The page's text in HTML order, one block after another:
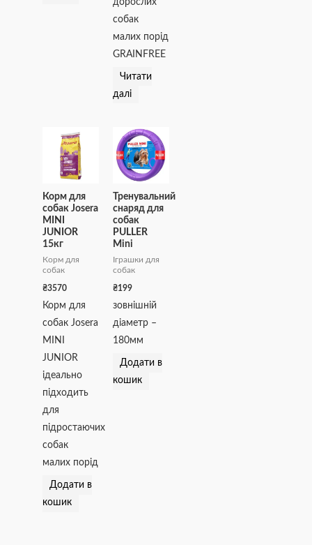
собак
малих порід
GRAINFREE
Читати
далі
Корм для
собак Josera
MINI
JUNIOR
15кг
Корм для
собак
₴3570
Корм для
собак Josera
MINI
JUNIOR
ідеально
підходить
для
підростаючих
собак
малих порід
Додати в
кошик
Тренувальний
снаряд для
собак
PULLER
Мini
Іграшки для
собак
₴199
зовнішній
діаметр –
180мм
Додати в
кошик